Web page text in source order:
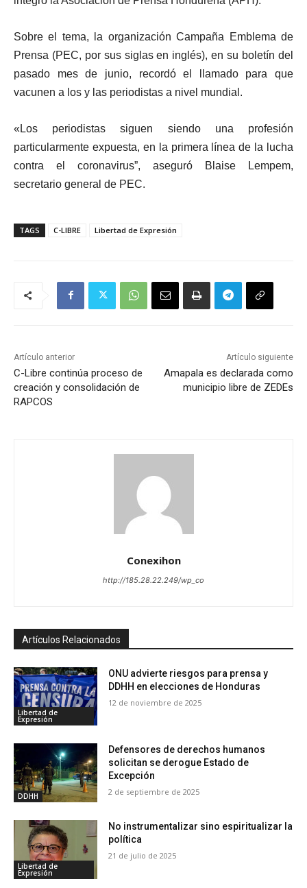
Sobre el tema, la organización Campaña Emblema de
Prensa (PEC, por sus siglas en inglés), en su boletín del
pasado mes de junio, recordó el llamado para que
vacunen a los y las periodistas a nivel mundial.
«Los periodistas siguen siendo una profesión
particularmente expuesta, en la primera línea de la lucha
contra el coronavirus”, aseguró Blaise Lempem,
secretario general de PEC.
TAGS C-LIBRE Libertad de Expresión
Artículo anterior
C-Libre continúa proceso de
creación y consolidación de
RAPCOS
Artículo siguiente
Amapala es declarada como
municipio libre de ZEDEs
Conexihon
http://185.28.22.249/wp_co
Artículos Relacionados
Libertad de
Expresión
ONU advierte riesgos para prensa y
DDHH en elecciones de Honduras
12 de noviembre de 2025
DDHH
Defensores de derechos humanos
solicitan se derogue Estado de
Excepción
2 de septiembre de 2025
Libertad de
Expresión
No instrumentalizar sino espiritualizar la
política
21 de julio de 2025